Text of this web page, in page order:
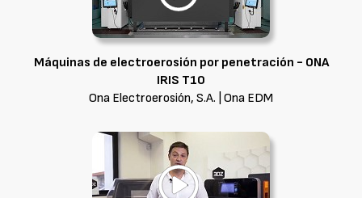
Máquinas de electroerosión por penetración - ONA
IRIS T10
Ona Electroerosión, S.A. | Ona EDM